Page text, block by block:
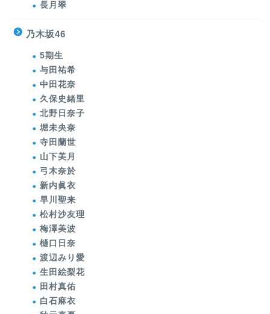
長月翠
乃木坂46
5期生
与田祐希
中田花奈
久保史緒里
北野日奈子
堀未央奈
寺田蘭世
山下美月
弓木奈於
新内眞衣
早川聖来
松村沙友理
梅澤美波
樋口日奈
渡辺みり愛
生田絵梨花
田村真佑
白石麻衣